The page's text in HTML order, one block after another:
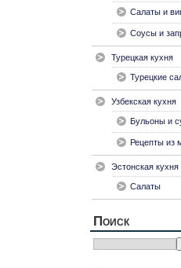
Салаты и
Соусы и
Турецкая кухня
Турецкие
Узбекская кухня
Бульоны и
Рецепты из
Эстонская кухня
Салаты
Поиск